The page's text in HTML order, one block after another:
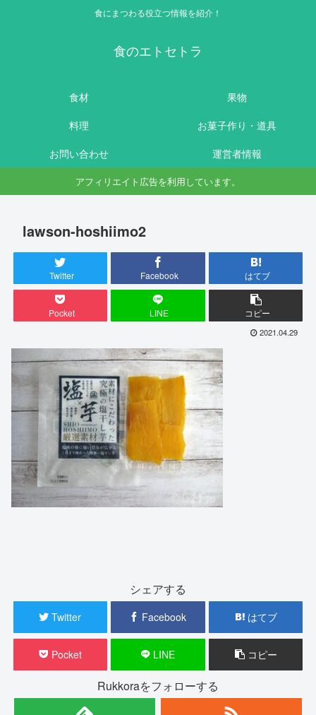
食にまつわる役立つ情報を紹介！
食のエトセトラ
食材
果物
料理
お菓子作り・道具
お問い合わせ
運営者情報
アフィリエイト広告を利用しています。
lawson-hoshiimo2
Twitter Facebook はてブ
Pocket LINE コピー
2021.04.29
シェアする
Twitter Facebook はてブ
Pocket LINE コピー
Rukkoraをフォローする